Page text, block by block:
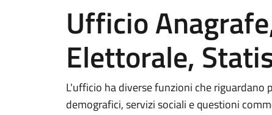
Ufficio
Elettorale,
L'ufficio ha diverse funzioni che riguardano
demografici, servizi sociali e questioni